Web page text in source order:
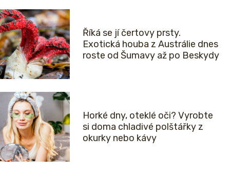
Říká se jí čertovy prsty.
Exotická houba z Austrálie dnes
roste od Šumavy až po Beskydy
Horké dny, oteklé oči? Vyrobte
si doma chladivé polštářky z
okurky nebo kávy